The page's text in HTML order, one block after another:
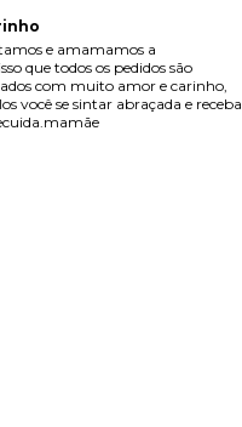
e amamamos a
que todos os pedidos são
com muito amor e carinho,
você se sintar abraçada e receba